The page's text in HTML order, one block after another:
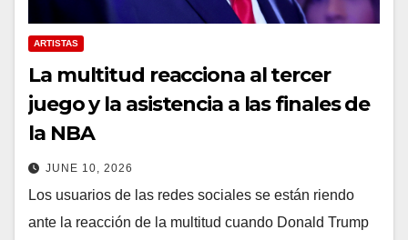
ARTISTAS
La multitud reacciona al tercer
juego y la asistencia a las finales de
la NBA
JUNE 10, 2026
Los usuarios de las redes sociales se están riendo
ante la reacción de la multitud cuando Donald Trump